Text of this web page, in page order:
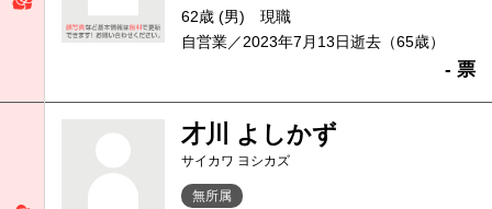
62歳 (男)
現職
自営業／2023年7月13日逝去（65歳）
- 票
才川 よしかず
サイカワ ヨシカズ
無所属